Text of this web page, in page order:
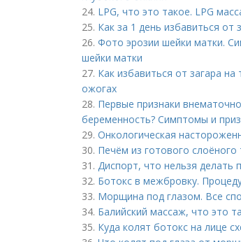
24. LPG, что это такое. LPG
25. Как за 1 день избавиться от
26. Фото эрозии шейки матки.
шейки матки
27. Как избавиться от загара
ожогах
28. Первые признаки
беременность? Симптомы и
29. Онкологическая
30. Печём из готового
31. Диспорт, что нельзя делать
32. Ботокс в межбровку.
33. Морщина под глазом. Все
34. Балийский массаж, что это
35. Куда колят ботокс на лице